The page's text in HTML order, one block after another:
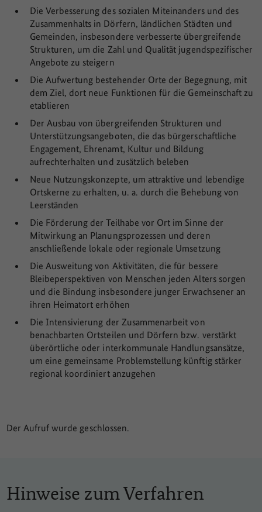
Die Verbesserung des sozialen Miteinanders und des
Zusammenhalts in Dörfern, ländlichen Städten und
Gemeinden, insbesondere verbesserte übergreifende
Strukturen, um die Zahl und Qualität jugendspezifischer
Angebote zu steigern
Die Aufwertung bestehender Orte der Begegnung, mit
dem Ziel, dort neue Funktionen für die Gemeinschaft zu
etablieren
Der Ausbau von übergreifenden Strukturen und
Unterstützungsangeboten, die das bürgerschaftliche
Engagement, Ehrenamt, Kultur und Bildung
aufrechterhalten und zusätzlich beleben
Neue Nutzungskonzepte, um attraktive und lebendige
Ortskerne zu erhalten, u. a. durch die Behebung von
Leerständen
Die Förderung der Teilhabe vor Ort im Sinne der
Mitwirkung an Planungsprozessen und deren
anschließende lokale oder regionale Umsetzung
Die Ausweitung von Aktivitäten, die für bessere
Bleibeperspektiven von Menschen jeden Alters sorgen
und die Bindung insbesondere junger Erwachsener an
ihren Heimatort erhöhen
Die Intensivierung der Zusammenarbeit von
benachbarten Ortsteilen und Dörfern bzw. verstärkt
überörtliche oder interkommunale Handlungsansätze,
um eine gemeinsame Problemstellung künftig stärker
regional koordiniert anzugehen
Der Aufruf wurde geschlossen.
Hinweise zum Verfahren